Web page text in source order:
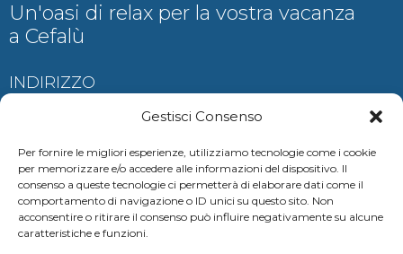
Gestisci Consenso
Per fornire le migliori esperienze, utilizziamo tecnologie come i cookie
per memorizzare e/o accedere alle informazioni del dispositivo. Il
consenso a queste tecnologie ci permetterà di elaborare dati come il
comportamento di navigazione o ID unici su questo sito. Non
acconsentire o ritirare il consenso può influire negativamente su alcune
caratteristiche e funzioni.
Un'oasi di relax per la vostra vacanza
a Cefalù
INDIRIZZO
Contrada Ogliastrillo, Cefalù
CONTATTI
auramariscefalu@gmail.com